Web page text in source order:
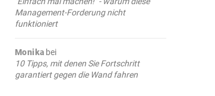
Management-Forderung nicht
funktioniert
Monika bei
10 Tipps, mit denen Sie Fortschritt
garantiert gegen die Wand fahren